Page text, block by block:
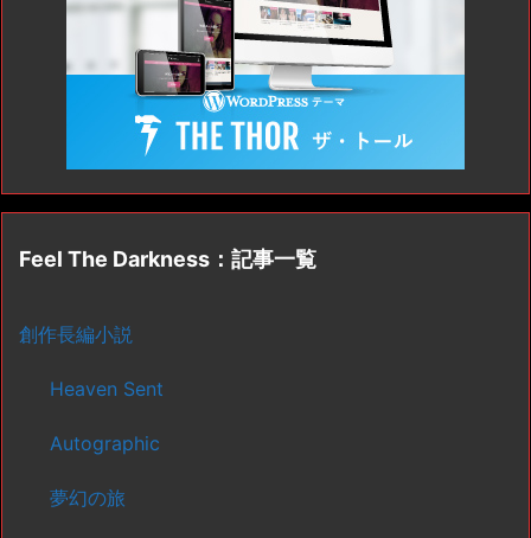
Feel The Darkness：記事一覧
創作長編小説
Heaven Sent
Autographic
夢幻の旅